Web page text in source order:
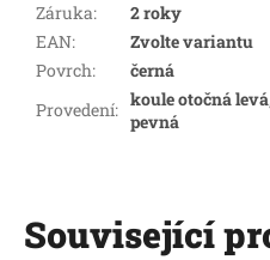
Záruka:
2 roky
EAN:
Zvolte variantu
Povrch:
černá
Provedení: koule otočná
pevná
Související